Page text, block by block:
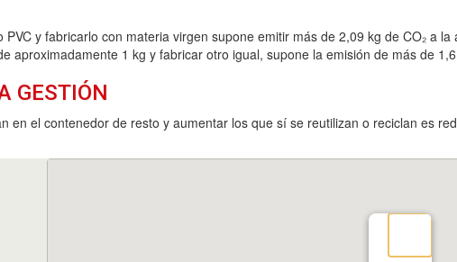
y fabricarlo con materia virgen supone emitir más de 2,09 kg de CO₂ a la
aproximadamente 1 kg y fabricar otro igual, supone la emisión de más de
GESTIÓN
en el contenedor de resto y aumentar los que sí se reutilizan o reciclan es